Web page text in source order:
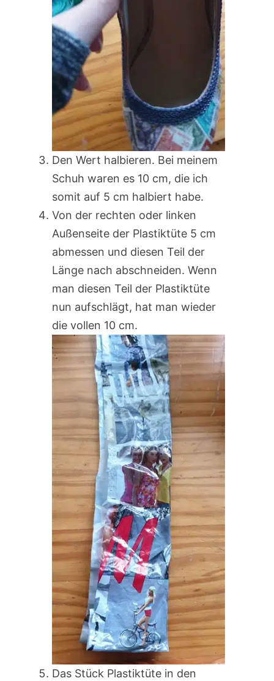
Den Wert halbieren. Bei meinem
Schuh waren es 10 cm, die ich
somit auf 5 cm halbiert habe.
Von der rechten oder linken
Außenseite der Plastiktüte 5 cm
abmessen und diesen Teil der
Länge nach abschneiden. Wenn
man diesen Teil der Plastiktüte
nun aufschlägt, hat man wieder
die vollen 10 cm.
Das Stück Plastiktüte in den